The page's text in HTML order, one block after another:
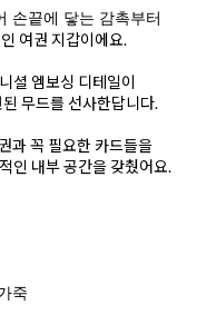
손끝에 닿는 감촉부터
여권 지갑이에요.
셜 엠보싱 디테일이
무드를 선사한답니다.
과 꼭 필요한 카드들을
인 내부 공간을 갖췄어요.
죽